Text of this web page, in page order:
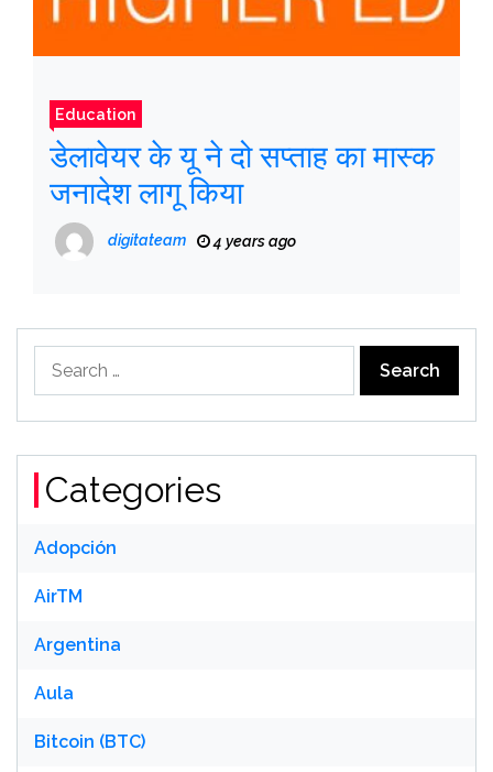
Education
डेलावेयर के यू ने दो सप्ताह का मास्क
जनादेश लागू किया
digitateam 4 years ago
for:
Categories
Adopción
AirTM
Argentina
Aula
Bitcoin (BTC)